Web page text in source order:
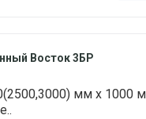
Восток 3БР
мм х 1000